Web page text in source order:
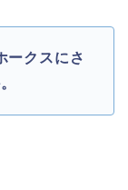
ークスにさ